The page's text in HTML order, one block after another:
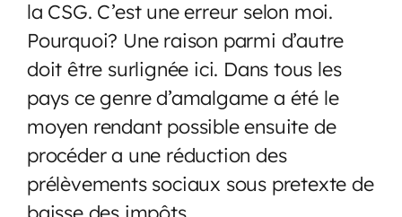
la CSG. C’est une erreur selon moi.
Pourquoi? Une raison parmi d’autre
doit être surlignée ici. Dans tous les
pays ce genre d’amalgame a été le
moyen rendant possible ensuite de
procéder a une réduction des
prélèvements sociaux sous pretexte de
baisse des impôts.